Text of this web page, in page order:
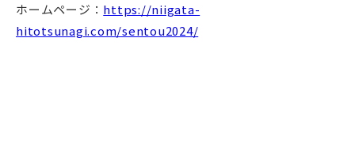
ホームページ： https://niigata-
hitotsunagi.com/sentou2024/